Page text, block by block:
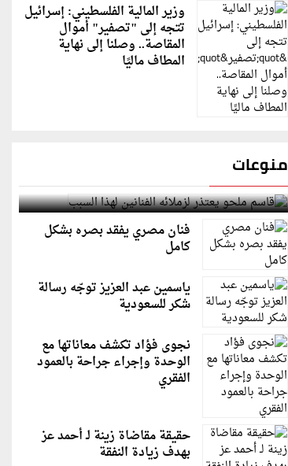
وزير المالية الفلسطيني: إسرائيل
تتجه إلى "تصفير" أموال
المقاصة.. وصلنا إلى نهاية
المطاف ماليًا
منوعات
قاسم ملحو يعتذر لزملائه الفنانين لهذا السبب
فنان مصري يفقد بصره بشكل
كامل
ياسمين عبد العزيز توجّه رسالة
شكر للسعودية
نجوى فؤاد تكشف معاناتها مع
الوحدة وإجراء جراحة بالعمود
الفقري
حقيقة مقاضاة زينة لـ أحمد عز
بهدف زيادة النفقة